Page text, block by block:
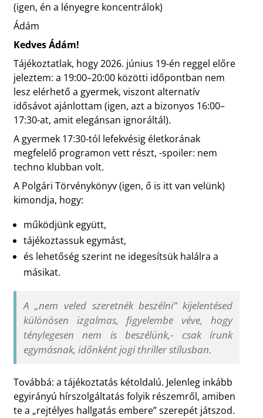
(igen, én a lényegre koncentrálok)
Ádám
Kedves Ádám!
Tájékoztatlak, hogy 2026. június 19-én reggel előre
jeleztem: a 19:00–20:00 közötti időpontban nem
lesz elérhető a gyermek, viszont alternatív
idősávot ajánlottam (igen, azt a bizonyos 16:00–
17:30-at, amit elegánsan ignoráltál).
A gyermek 17:30-tól lefekvésig életkorának
megfelelő programon vett részt, -spoiler: nem
techno klubban volt.
A Polgári Törvénykönyv (igen, ő is itt van velünk)
kimondja, hogy:
működjünk együtt,
tájékoztassuk egymást,
és lehetőség szerint ne idegesítsük halálra a
másikat.
A „nem veled szeretnék beszélni” kijelentésed
különösen izgalmas, figyelembe véve, hogy
ténylegesen nem is beszélünk,- csak írunk
egymásnak, időnként jogi thriller stílusban.
Továbbá: a tájékoztatás kétoldalú. Jelenleg inkább
egyirányú hírszolgáltatás folyik részemről, amiben
te a „rejtélyes hallgatás embere” szerepét játszod.